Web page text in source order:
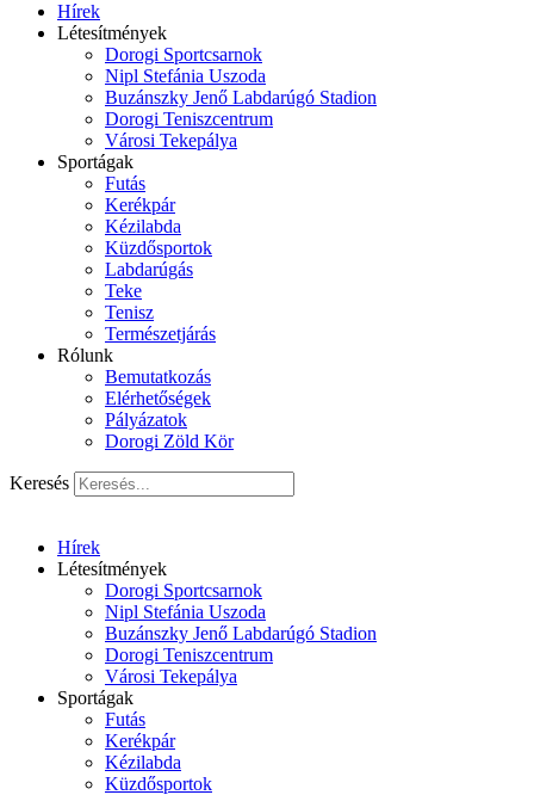
Hírek
Létesítmények
Dorogi Sportcsarnok
Nipl Stefánia Uszoda
Buzánszky Jenő Labdarúgó Stadion
Dorogi Teniszcentrum
Városi Tekepálya
Sportágak
Futás
Kerékpár
Kézilabda
Küzdősportok
Labdarúgás
Teke
Tenisz
Természetjárás
Rólunk
Bemutatkozás
Elérhetőségek
Pályázatok
Dorogi Zöld Kör
Keresés
Hírek
Létesítmények
Dorogi Sportcsarnok
Nipl Stefánia Uszoda
Buzánszky Jenő Labdarúgó Stadion
Dorogi Teniszcentrum
Városi Tekepálya
Sportágak
Futás
Kerékpár
Kézilabda
Küzdősportok